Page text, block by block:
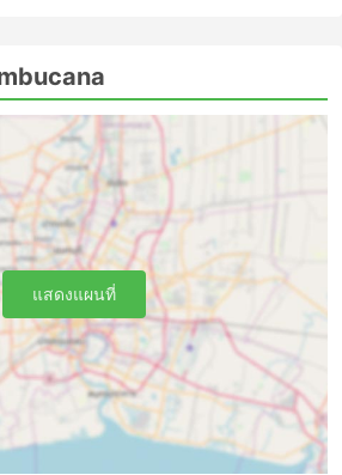
พอกับผู้เดินทางมากและค่าธรรมเนียม
มเติมมักจะไม่สูงมากนัก ในกรณีที่มี
กัดไว้
าคาไม่แพงมากเมื่อเทียบกับตั๋วเครื่อง
มีตั๋วหลายชั้นให้เลือกสำหรับทุกงบใน
ตัวเลือกมาตรฐานที่ถูกกว่าอาจช้าไป
ความสะดวกสบายสูงสุดตามที่คุณ
ไรก็ยังเป็นทางเลือกที่ดีและพาคุณไปยัง
ในบางเส้นทางที่คุณต้องเดินทางนาน
ะเข้าห้องน้ำ รวมถึงของว่าง น้ำ และ
าบน้ำและผ้าห่มมักจะรวมอยู่ในราคา
ะใช้จ่ายมากขึ้น รถบัสวีไอพีบางคัน
ได้กับชั้นธุรกิจบนเครื่องบินที่มีที่นั่งปรับ
าห่ม ผู้โดยสารน้อย และสิทธิพิเศษอื่น ๆ
ำให้การเดินทางของคุณเป็นการเดิน
แสดงแผนที่